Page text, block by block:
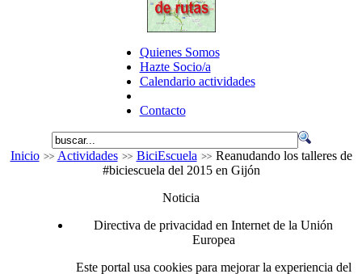
Quienes Somos
Hazte Socio/a
Calendario actividades
Contacto
Inicio Actividades BiciEscuela
Reanudando los talleres de
#biciescuela del 2015 en Gijón
Noticia
Directiva de privacidad en Internet de la Unión
Europea
Este portal usa cookies para mejorar la experiencia del